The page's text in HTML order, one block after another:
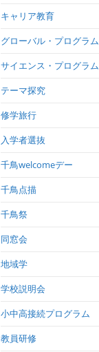
キャリア教育
グローバル・プログラム
サイエンス・プログラム
テーマ探究
修学旅行
入学者選抜
千鳥welcomeデー
千鳥点描
千鳥祭
同窓会
地域学
学校説明会
小中高接続プログラム
教員研修